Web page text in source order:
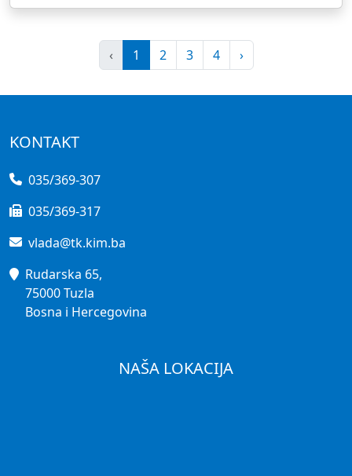
‹ 1 2 3 4 ›
KONTAKT
035/369-307
035/369-317
vlada@tk.kim.ba
Rudarska 65,
75000 Tuzla
Bosna i Hercegovina
NAŠA LOKACIJA